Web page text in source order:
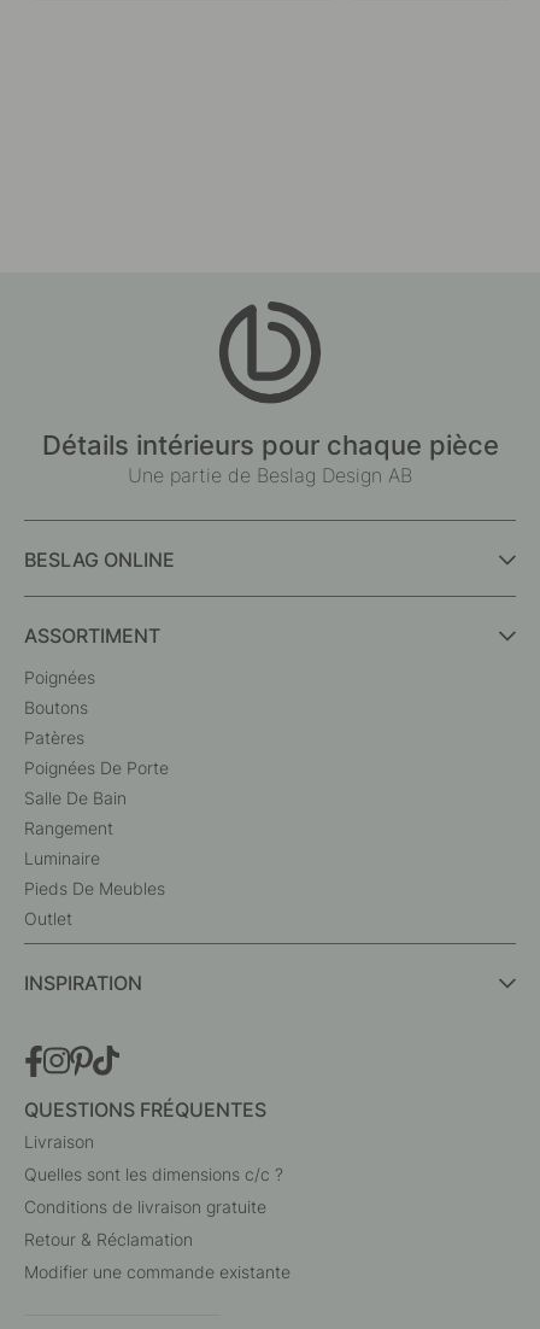
Détails intérieurs pour chaque pièce
Une partie de Beslag Design AB
BESLAG ONLINE
ASSORTIMENT
Poignées
Boutons
Patères
Poignées De Porte
Salle De Bain
Rangement
Luminaire
Pieds De Meubles
Outlet
INSPIRATION
QUESTIONS FRÉQUENTES
Livraison
Quelles sont les dimensions c/c ?
Conditions de livraison gratuite
Retour & Réclamation
Modifier une commande existante